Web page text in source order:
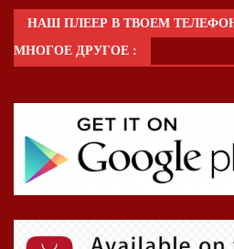
НАШ ПЛЕЕР В ТВОЕМ
МНОГОЕ ДРУГОЕ :